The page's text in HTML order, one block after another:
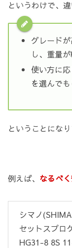
というわけで、
グレード
し、重量
使い方に
を選んで
ということになり
例えば、 なるべ
シマノ
セットスプロ
HG31-8 8S